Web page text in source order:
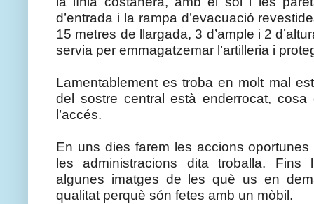
d’entrada i la rampa d’evacuació
15 metres de llargada, 3 d’ample i 2
servia per emmagatzemar l’artilleria i
Lamentablement es troba en molt mal
del sostre central està enderrocat,
l’accés.
En uns dies farem les accions
les administracions dita troballa.
algunes imatges de les què us en
qualitat perquè són fetes amb un mòbil.